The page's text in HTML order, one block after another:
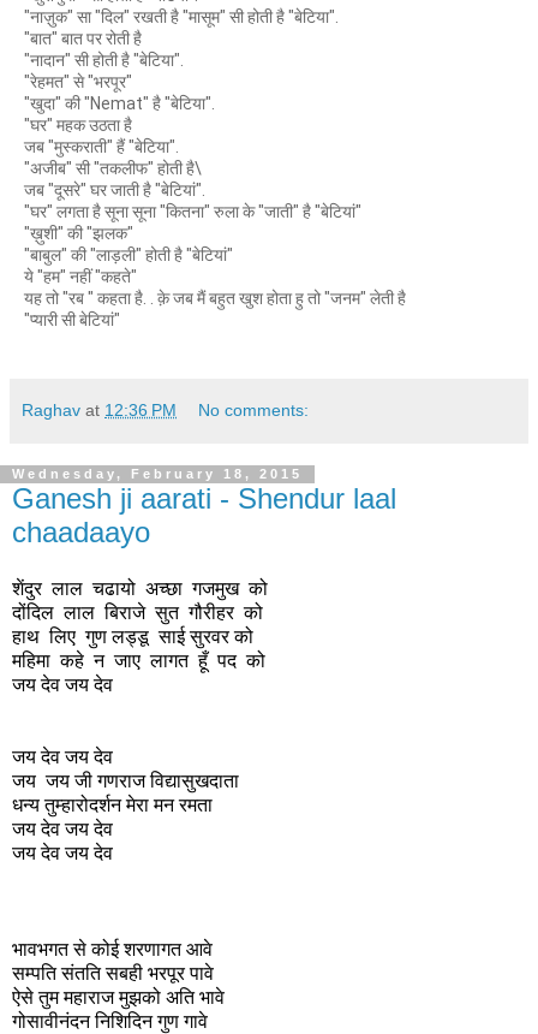
"नाज़ुक" सा "दिल" रखती है "मासूम" सी होती है "बेटिया".
"बात" बात पर रोती है
"नादान" सी होती है "बेटिया".
"रेहमत" से "भरपूर"
"खुदा" की "Nemat" है "बेटिया".
"घर" महक उठता है
जब "मुस्कराती" हैं "बेटिया".
"अजीब" सी "तकलीफ" होती है\
जब "दूसरे" घर जाती है "बेटियां".
"घर" लगता है सूना सूना "कितना" रुला के "जाती" है "बेटियां"
"ख़ुशी" की "झलक"
"बाबुल" की "लाड़ली" होती है "बेटियां"
ये "हम" नहीं "कहते"
यह तो "रब " कहता है. . क़े जब मैं बहुत खुश होता हु तो "जनम" लेती है
"प्यारी सी बेटियां"
Raghav at 12:36 PM No comments:
Wednesday, February 18, 2015
Ganesh ji aarati - Shendur laal
chaadaayo
शेंदुर लाल चढायो अच्छा गजमुख को
दोंदिल लाल बिराजे सुत गौरीहर को
हाथ लिए गुण लड्डू साई सुरवर को
महिमा कहे न जाए लागत हूँ पद को
जय देव जय देव
जय देव जय देव
जय जय जी गणराज विद्यासुखदाता
धन्य तुम्हारोदर्शन मेरा मन रमता
जय देव जय देव
जय देव जय देव
भावभगत से कोई शरणागत आवे
सम्पति संतति सबही भरपूर पावे
ऐसे तुम महाराज मुझको अति भावे
गोसावीनंदन निशिदिन गुण गावे